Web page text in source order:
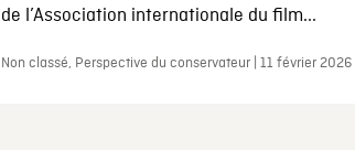
de l’Association internationale du film...
Non classé, Perspective du conservateur | 11 février 2026